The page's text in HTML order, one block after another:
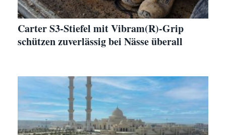
Carter S3-Stiefel mit Vibram(R)-Grip
schützen zuverlässig bei Nässe überall